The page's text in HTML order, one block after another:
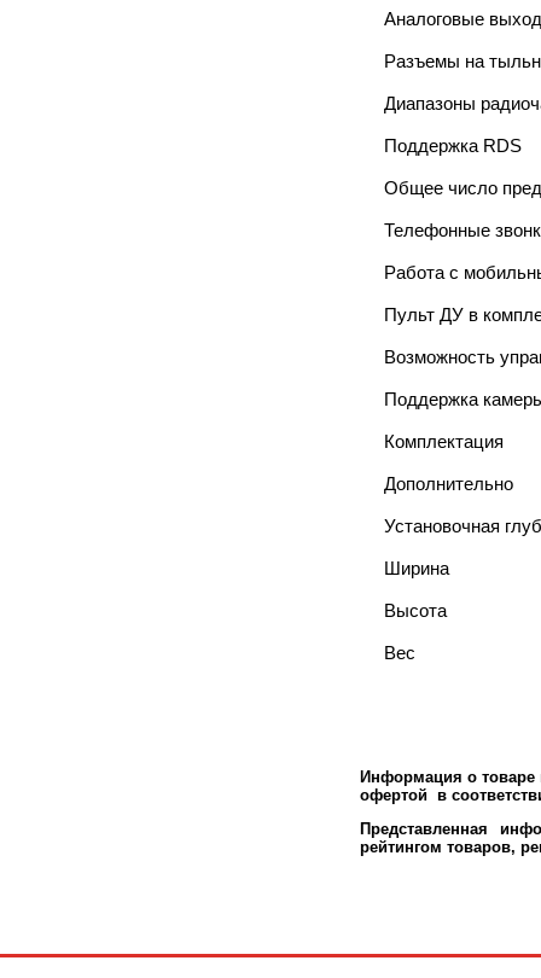
Аналоговые
Разъемы на
Диапазоны
Поддержка RDS
Общее число
Телефонные
Работа с
Пульт ДУ в
Возможность
Поддержка
Комплектация
Дополнительно
Установочная
Ширина
Высота
Вес
Информация о товаре
офертой в
Представленная
рейтингом товаров,